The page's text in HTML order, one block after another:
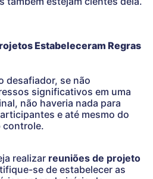
Estabeleceram Regras
desafiador, se não
significativos em uma
não haveria nada para
e até mesmo do
controle.
realizar reuniões de projeto
se de estabelecer as